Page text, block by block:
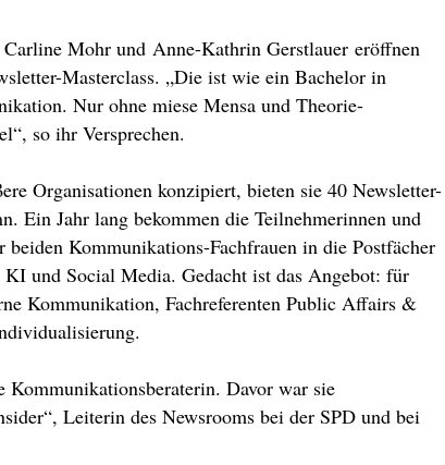
Mohr und Anne-Kathrin Gerstlauer eröffnen
Masterclass. „Die ist wie ein Bachelor in
Nur ohne miese Mensa und Theorie-
so ihr Versprechen.
Organisationen konzipiert, bieten sie 40 Newsletter-
Ein Jahr lang bekommen die Teilnehmerinnen und
Kommunikations-Fachfrauen in die Postfächer
und Social Media. Gedacht ist das Angebot: für
Kommunikation, Fachreferenten Public Affairs &
Kommunikationsberaterin. Davor war sie
Leiterin des Newsrooms bei der SPD und bei